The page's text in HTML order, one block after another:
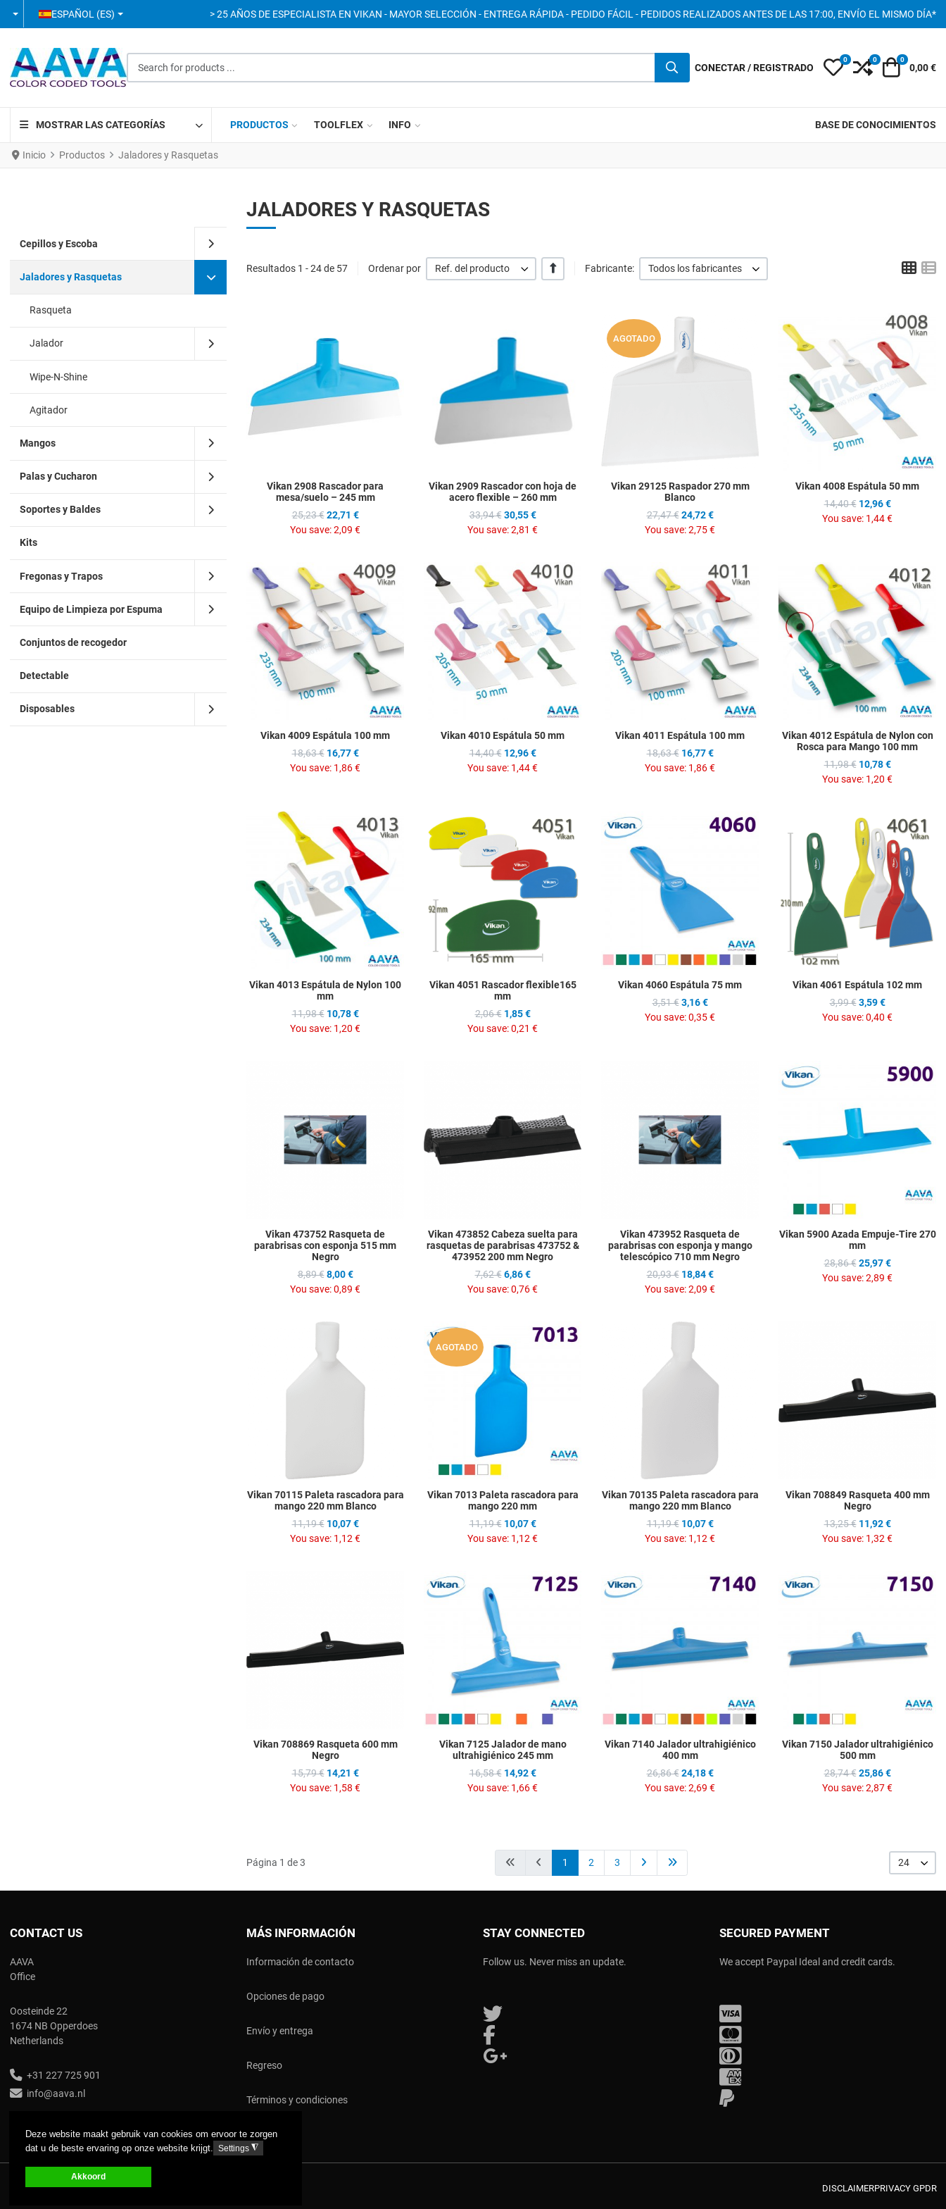
Deze website maakt gebruik van cookies om ervoor te zorgen
dat u de beste ervaring op onze website krijgt.
Settings◮
Akkoord
SELECCIONE SU IDIOMA
ESPAÑOL (ES) > 25 AÑOS DE ESPECIALISTA EN VIKAN - MAYOR SELECCIÓN - ENTREGA RÁPIDA - PEDIDO FÁCIL - PEDIDOS REALIZADOS ANTES DE LAS 17:00, ENVÍO EL MISMO DÍA*
CONECTAR / REGISTRADO My Wishlist
0 Compare
0 Carro
0
0,00 €
MOSTRAR LAS CATEGORÍAS PRODUCTOS TOOLFLEX INFO BASE DE CONOCIMIENTOS
Inicio Productos Jaladores y Rasquetas
Cepillos y Escoba
Jaladores y Rasquetas
Rasqueta
Jalador
Wipe-N-Shine
Agitador
Mangos
Palas y Cucharon
Soportes y Baldes
Kits
Fregonas y Trapos
Equipo de Limpieza por Espuma
Conjuntos de recogedor
Detectable
Disposables
JALADORES Y RASQUETAS
Resultados 1 - 24 de 57 Ordenar por Ref. del producto +/- Fabricante: Todos los fabricantes Grid
Quick View
Vikan 2908 Rascador para
mesa/suelo – 245 mm
25,23 € 22,71 €
You save:2,09 €
Add to Wishlist
Add to Compare
Quick View
Vikan 2909 Rascador con hoja de
acero flexible – 260 mm
33,94 € 30,55 €
You save:2,81 €
AGOTADO
Add to Wishlist
Add to Compare
Quick View
Vikan 29125 Raspador 270 mm
Blanco
27,47 € 24,72 €
You save:2,75 €
Vikan 4008 Espátula 50 mm
14,40 € 12,96 €
You save: 1,44 €
Add to Wishlist
Add to Compare
Quick View
Vikan 4009 Espátula 100 mm
18,63 € 16,77 €
You save: 1,86 €
Add to Wishlist
Add to Compare
Quick View
Vikan 4010 Espátula 50 mm
14,40 € 12,96 €
You save: 1,44 €
Add to Wishlist
Add to Compare
Quick View
Vikan 4011 Espátula 100 mm
18,63 € 16,77 €
You save: 1,86 €
Vikan 4012 Espátula de Nylon con
Rosca para Mango 100 mm
11,98 € 10,78 €
You save: 1,20 €
Add to Wishlist
Add to Compare
Vikan 4013 Espátula de Nylon 100
mm
11,98 € 10,78 €
You save: 1,20 €
Add to Wishlist
Add to Compare
Vikan 4051 Rascador flexible165
mm
2,06 € 1,85 €
You save:0,21 €
Add to Compare
Vikan 4060 Espátula 75 mm
3,51 € 3,16 €
You save:0,35 €
Vikan 4061 Espátula 102 mm
3,99 € 3,59 €
You save:0,40 €
Quick View
Vikan 473752 Rasqueta de
parabrisas con esponja 515 mm
Negro
8,89 € 8,00 €
You save:0,89 €
Vikan 473852 Cabeza suelta para
rasquetas de parabrisas 473752 &
473952 200 mm Negro
7,62 € 6,86 €
You save:0,76 €
Add to Wishlist
Vikan 473952 Rasqueta de
parabrisas con esponja y mango
telescópico 710 mm Negro
20,93 € 18,84 €
You save:2,09 €
Vikan 5900 Azada Empuje-Tire 270
mm
28,86 € 25,97 €
You save:2,89 €
Add to Wishlist
Add to Compare
Vikan 70115 Paleta rascadora para
mango 220 mm Blanco
11,19 € 10,07 €
You save: 1,12 €
AGOTADO
Vikan 7013 Paleta rascadora para
mango 220 mm
11,19 € 10,07 €
You save: 1,12 €
Vikan 70135 Paleta rascadora para
mango 220 mm Blanco
11,19 € 10,07 €
You save: 1,12 €
Vikan 708849 Rasqueta 400 mm
Negro
13,25 € 11,92 €
You save: 1,32 €
Add to Wishlist
Vikan 708869 Rasqueta 600 mm
Negro
15,79 € 14,21 €
You save: 1,58 €
Add to Wishlist
Vikan 7125 Jalador de mano
ultrahigiénico 245 mm
16,58 € 14,92 €
You save: 1,66 €
Add to Wishlist
Vikan 7140 Jalador ultrahigiénico
400 mm
26,86 € 24,18 €
You save:2,69 €
Vikan 7150 Jalador ultrahigiénico
500 mm
28,74 € 25,86 €
You save:2,87 €
Página 1 de 3 1 2 3 24
CONTACT US
AAVA
Office
Oosteinde 22
1674 NB Opperdoes
Netherlands
+31 227 725 901
info@aava.nl
MÁS INFORMACIÓN
Información de contacto
Opciones de pago
Envío y entrega
Regreso
Términos y condiciones
STAY CONNECTED
Follow us. Never miss an update.
Follow us on Twitter
SECURED PAYMENT
We accept Paypal Ideal and credit cards.
PayPal
COPYRIGHT © 2017 AAVA. ALL RIGHTS RESERVED. DISCLAIMERPRIVACY GPDR